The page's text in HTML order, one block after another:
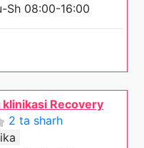
Sh 08:00-16:00
Recovery
2 ta sharh